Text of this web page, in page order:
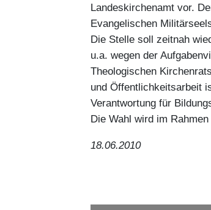
Landeskirchenamt vor.
Evangelischen
Die Stelle soll zeitnah
u.a. wegen der
Theologischen
und Öffentlichkeitsarbeit
Verantwortung für
Die Wahl wird im
18.06.2010